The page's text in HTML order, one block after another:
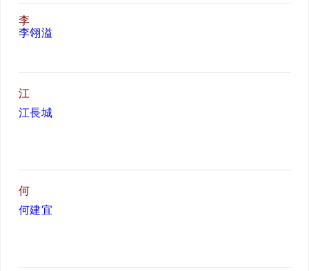
李
李翎溢
江
江長城
何
何建宜